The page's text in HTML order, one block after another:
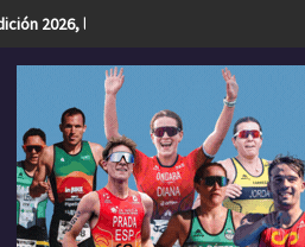
2026, la más numerosa hasta la fecha